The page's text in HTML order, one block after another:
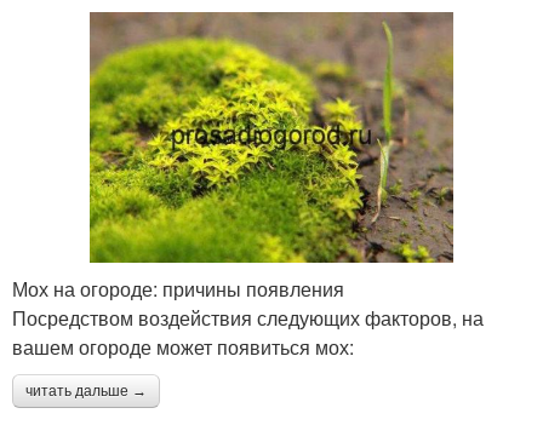
Мох на огороде: причины появления
Посредством воздействия следующих факторов, на
вашем огороде может появиться мох:
читать дальше →